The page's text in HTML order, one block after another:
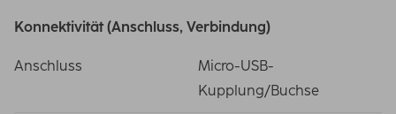
Konnektivität (Anschluss, Verbindung)
Anschluss
Micro-USB-
Kupplung/Buchse